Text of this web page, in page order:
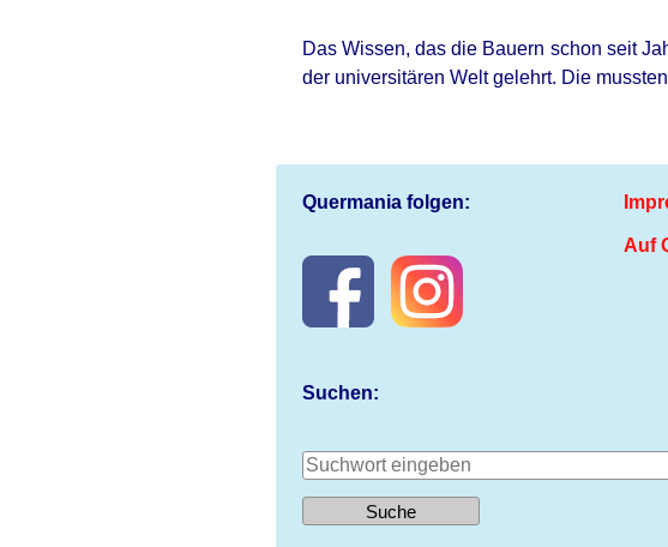
Das Wissen, das die Bauern schon seit
der universitären Welt gelehrt. Die
Quermania folgen:
Auf
Suchen: